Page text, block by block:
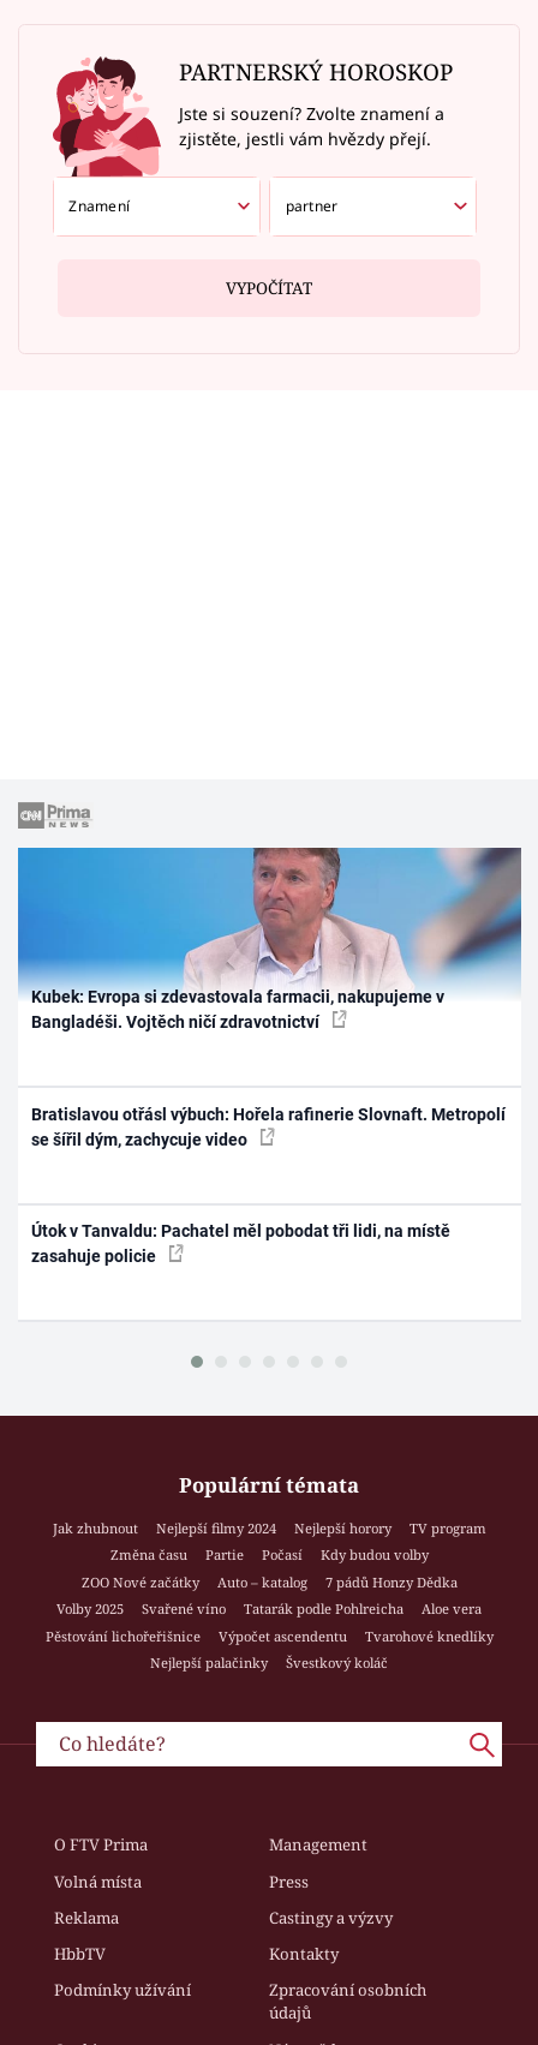
PARTNERSKÝ HOROSKOP
Jste si souzení? Zvolte znamení a
zjistěte, jestli vám hvězdy přejí.
VYPOČÍTAT
Kubek: Evropa si zdevastovala farmacii, nakupujeme v
Bangladéši. Vojtěch ničí zdravotnictví
Bratislavou otřásl výbuch: Hořela rafinerie Slovnaft. Metropolí
se šířil dým, zachycuje video
Útok v Tanvaldu: Pachatel měl pobodat tři lidi, na místě
zasahuje policie
Populární témata
Jak zhubnout Nejlepší filmy 2024 Nejlepší horory
TV program
Změna času
Partie Počasí
Kdy budou volby
ZOO Nové začátky
Auto – katalog
7 pádů Honzy Dědka
Volby 2025
Svařené víno Tatarák podle Pohlreicha
Aloe vera
Pěstování lichořeřišnice
Výpočet ascendentu
Tvarohové knedlíky
Nejlepší palačinky
Švestkový koláč
O FTV Prima
Management
Volná místa
Press
Reklama
Castingy a výzvy
HbbTV
Kontakty
Podmínky užívání
Zpracování osobních
údajů